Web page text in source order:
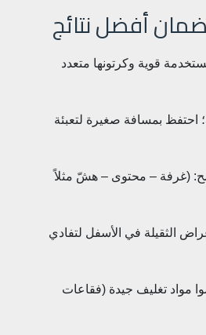
أفضل نتائج
قوية وكرتونها متعدد
احتفظ بمسافة صغيرة لتعبئة
(غرفة – محتوى – هشّ مثلاً
الثقيلة في الأسفل لتفادي
مواد تغليف جيدة (فقاعات